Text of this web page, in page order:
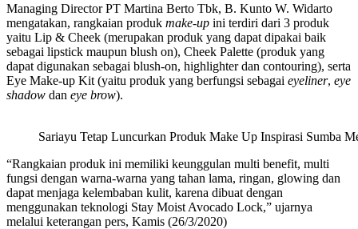
Managing Director PT Martina Berto Tbk, B. Kunto W. Widarto
mengatakan, rangkaian produk make-up ini terdiri dari 3 produk
yaitu Lip & Cheek (merupakan produk yang dapat dipakai baik
sebagai lipstick maupun blush on), Cheek Palette (produk yang
dapat digunakan sebagai blush-on, highlighter dan contouring), serta
Eye Make-up Kit (yaitu produk yang berfungsi sebagai eyeliner, eye
shadow dan eye brow).
Sariayu Tetap Luncurkan Produk Make Up Inspirasi Sumba
“Rangkaian produk ini memiliki keunggulan multi benefit, multi
fungsi dengan warna-warna yang tahan lama, ringan, glowing dan
dapat menjaga kelembaban kulit, karena dibuat dengan
menggunakan teknologi Stay Moist Avocado Lock,” ujarnya
melalui keterangan pers, Kamis (26/3/2020)